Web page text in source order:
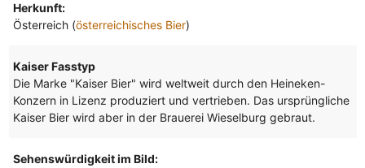
Herkunft:
Österreich (österreichisches Bier)
Kaiser Fasstyp
Die Marke "Kaiser Bier" wird weltweit durch den Heineken-
Konzern in Lizenz produziert und vertrieben. Das ursprüngliche
Kaiser Bier wird aber in der Brauerei Wieselburg gebraut.
Sehenswürdigkeit im Bild: